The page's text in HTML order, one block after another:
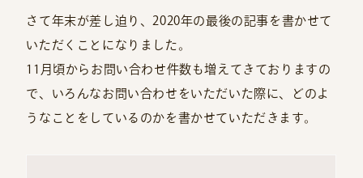
さて年末が差し迫り、2020年の最後の記事を書かせて
いただくことになりました。
11月頃からお問い合わせ件数も増えてきておりますの
で、いろんなお問い合わせをいただいた際に、どのよ
うなことをしているのかを書かせていただきます。